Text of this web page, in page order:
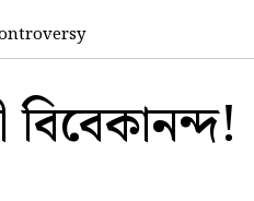
বিবেকানন্দ!